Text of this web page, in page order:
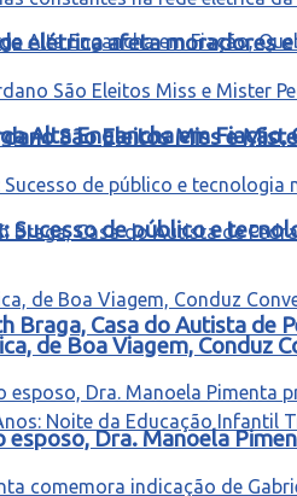
Alta Engancha em
Braga, Casa do Autista de
elétrica afeta moradores
São Eleitos Miss e
Sucesso de público e
de Boa Viagem, Conduz
esposo, Dra. Manoela